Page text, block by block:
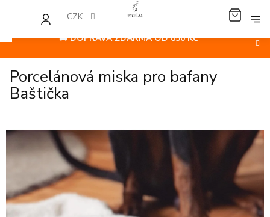
🚚 DOPRAVA ZDARMA OD 850 KČ
CZK
KOŠÍK
Porcelánová miska pro bafany
Baštička